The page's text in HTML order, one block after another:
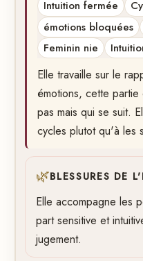
Intuition fermée
émotions bloquées
Feminin nie
Elle travaille sur le
émotions, cette
pas mais qui se suit.
cycles plutot qu'à les
🌿BLESSURES DE
Elle accompagne les
part sensitive et
jugement.